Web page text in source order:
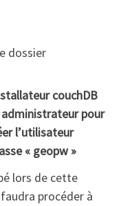
dossier
couchDB
pour
l’utilisateur
« geopw »
lors de cette
procéder à